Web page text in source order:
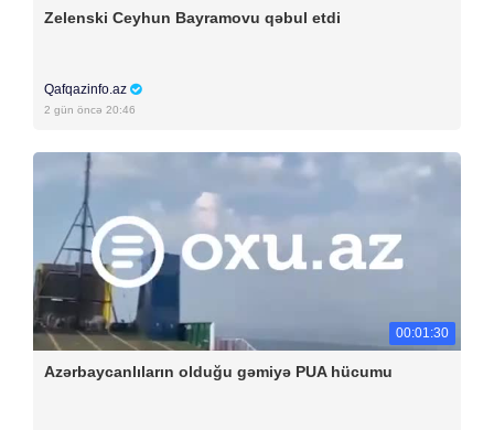
Zelenski Ceyhun Bayramovu qəbul etdi
Qafqazinfo.az
2 gün öncə 20:46
00:01:30
Azərbaycanlıların olduğu gəmiyə PUA hücumu